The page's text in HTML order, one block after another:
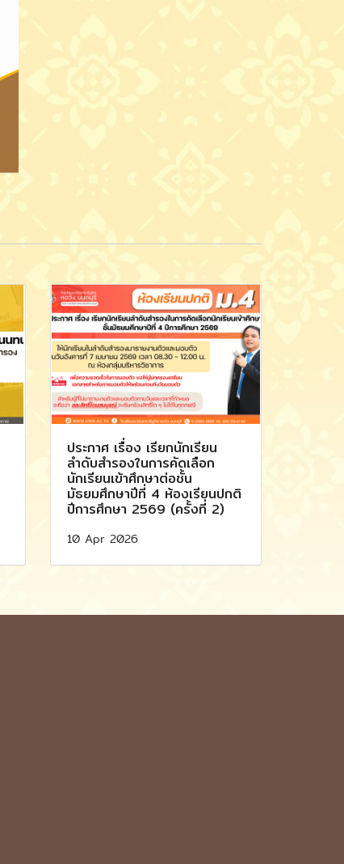
ประกาศ เรื่อง เรียกนักเรียน
ลำดับสำรองในการคัดเลือก
นักเรียนเข้าศึกษาต่อชั้น
มัธยมศึกษาปีที่ 4 ห้องเรียนปกติ
ปีการศึกษา 2569 (ครั้งที่ 2)
10 Apr 2026